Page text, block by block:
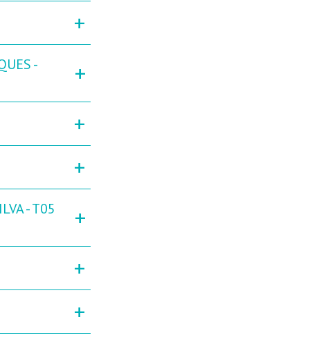
+
-
+
+
+
- T05
+
+
+